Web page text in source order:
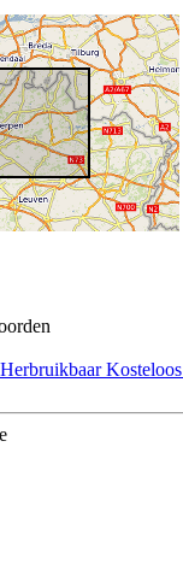
Herbruikbaar Kosteloos